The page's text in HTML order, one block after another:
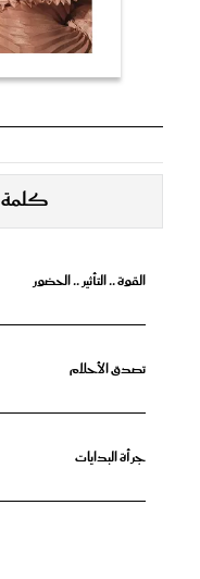
كلمة
القوة .. التأثير .. الحضور
تصدق الأحلام
جرأة البدايات